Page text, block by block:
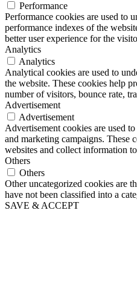
Performance
Performance cookies are used to
performance indexes of the
better user experience for the
Analytics
Analytics
Analytical cookies are used to
the website. These cookies help
number of visitors, bounce rate,
Advertisement
Advertisement
Advertisement cookies are used
and marketing campaigns. These
websites and collect information
Others
Others
Other uncategorized cookies are
have not been classified into a
SAVE & ACCEPT